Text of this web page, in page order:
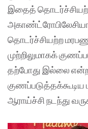
இதைத்
தொடர்ச்சியற்ற
முற்றிலுமாகக்
தற்போது இல்லை
குணப்படுத்தக்கூடிய
ஆராய்ச்சி நடந்து